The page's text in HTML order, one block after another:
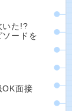
いた!?
ソードを
OK面接